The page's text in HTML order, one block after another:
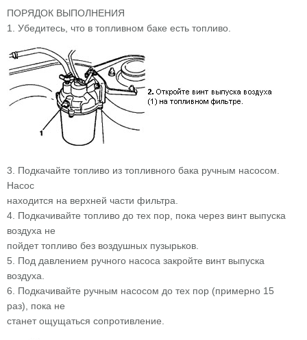
ПОРЯДОК ВЫПОЛНЕНИЯ
1. Убедитесь, что в топливном баке есть топливо.
3. Подкачайте топливо из топливного бака ручным насосом.
Насос
находится на верхней части фильтра.
4. Подкачивайте топливо до тех пор, пока через винт выпуска
воздуха не
пойдет топливо без воздушных пузырьков.
5. Под давлением ручного насоса закройте винт выпуска
воздуха.
6. Подкачивайте ручным насосом до тех пор (примерно 15
раз), пока не
станет ощущаться сопротивление.